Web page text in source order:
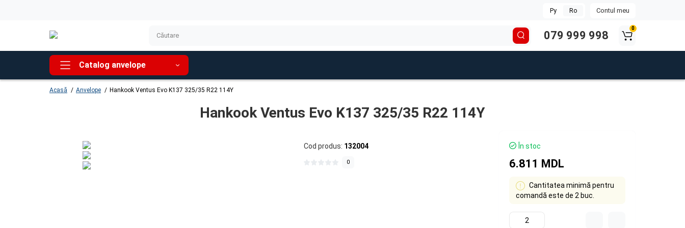
Contul meu
Ру Ro
079 999 998
0
Catalog anvelope
Acasă Anvelope Hankook Ventus Evo K137 325/35 R22 114Y
Hankook Ventus Evo K137 325/35 R22 114Y
Cod produs: 132004
0
În stoc
6.811 MDL
Cantitatea minimă pentru
comandă este de 2 buc.